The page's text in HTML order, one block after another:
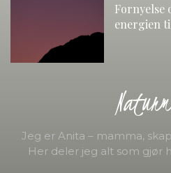
Fornyelse
energien
Jeg er Anita – mamma,
Her deler jeg alt som gjør